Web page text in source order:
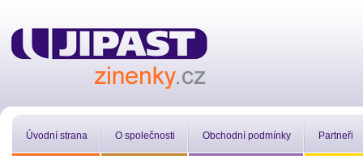
Úvodní strana O společnosti Obchodní podmínky Partneři